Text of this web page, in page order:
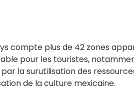
compte plus de 42 zones
pour les touristes,
la surutilisation des
de la culture mexicaine.